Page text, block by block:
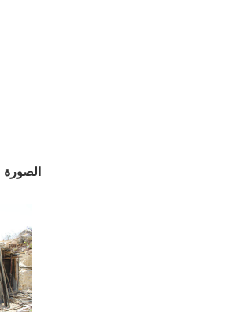
الصورة 1: إخطار منزل المواطن أحمد غانم